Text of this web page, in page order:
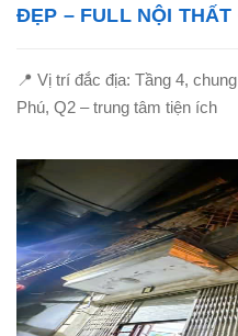
ĐẸP – FULL NỘI
📍 Vị trí đắc địa: Tầng 4,
Phú, Q2 – trung tâm tiện ích